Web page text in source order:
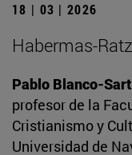
18 | 03 | 2026
Habermas-
Pablo Blanco-
profesor de la
Cristianismo y
Universidad de